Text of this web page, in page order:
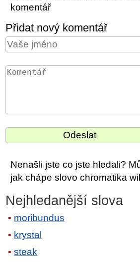
komentář
Přidat nový komentář
Nenašli jste co jste hledali?
jak chápe slovo chromatika
Nejhledanější slova
moribundus
krystal
steak